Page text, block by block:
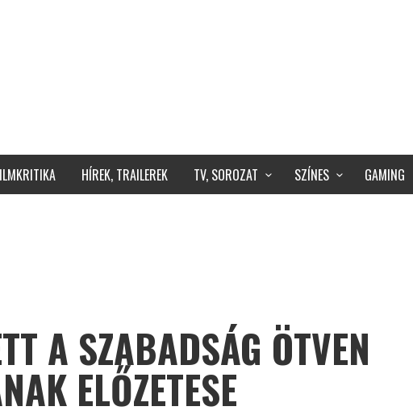
HÍREK, TRAILEREK TV, SOROZAT SZÍNES GAMING
A SZABADSÁG ÖTVEN
ELŐZETESE